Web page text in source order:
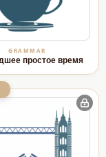
GRAMMAR
простое время